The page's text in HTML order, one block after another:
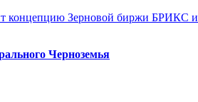
концепцию Зерновой биржи БРИКС и
Черноземья